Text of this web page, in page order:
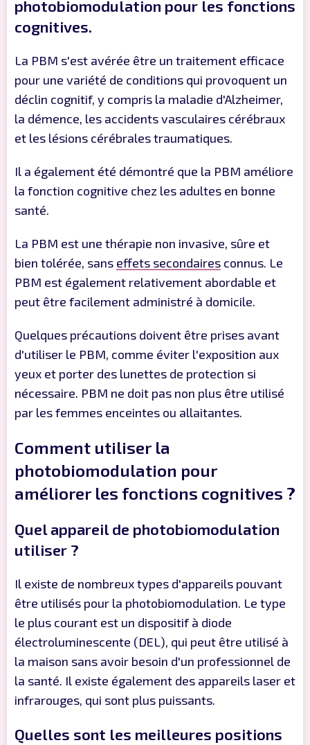
photobiomodulation pour les fonctions
cognitives.
La PBM s'est avérée être un traitement efficace
pour une variété de conditions qui provoquent un
déclin cognitif, y compris la maladie d'Alzheimer,
la démence, les accidents vasculaires cérébraux
et les lésions cérébrales traumatiques.
Il a également été démontré que la PBM améliore
la fonction cognitive chez les adultes en bonne
santé.
La PBM est une thérapie non invasive, sûre et
bien tolérée, sans effets secondaires connus. Le
PBM est également relativement abordable et
peut être facilement administré à domicile.
Quelques précautions doivent être prises avant
d'utiliser le PBM, comme éviter l'exposition aux
yeux et porter des lunettes de protection si
nécessaire. PBM ne doit pas non plus être utilisé
par les femmes enceintes ou allaitantes.
Comment utiliser la
photobiomodulation pour
améliorer les fonctions cognitives ?
Quel appareil de photobiomodulation
utiliser ?
Il existe de nombreux types d'appareils pouvant
être utilisés pour la photobiomodulation. Le type
le plus courant est un dispositif à diode
électroluminescente (DEL), qui peut être utilisé à
la maison sans avoir besoin d'un professionnel de
la santé. Il existe également des appareils laser et
infrarouges, qui sont plus puissants.
Quelles sont les meilleures positions